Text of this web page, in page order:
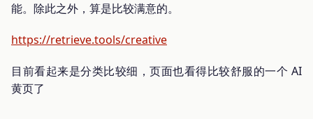
能。除此之外，算是比较满意的。
https://retrieve.tools/creative
目前看起来是分类比较细，页面也看得比较舒服的一个 AI
黄页了